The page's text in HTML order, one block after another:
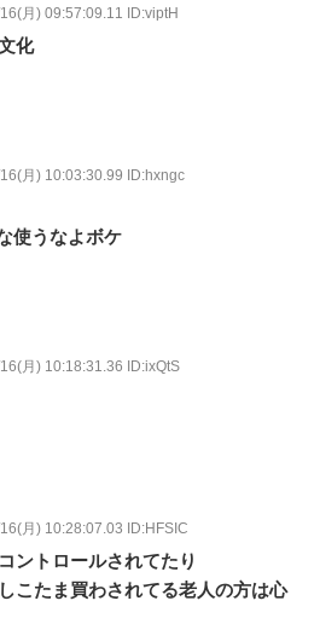
月) 09:57:09.11 ID:viptH
化
月) 10:03:30.99 ID:hxngc
使うなよボケ
月) 10:18:31.36 ID:ixQtS
月) 10:28:07.03 ID:HFSIC
ントロールされてたり
こたま買わされてる老人の方は心